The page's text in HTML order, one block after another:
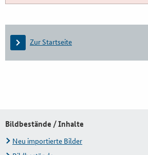
Zur Startseite
Bildbestände / Inhalte
Neu importierte Bilder